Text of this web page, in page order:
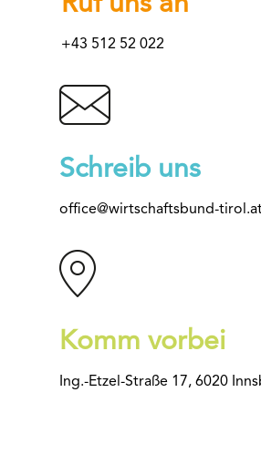
+43 512 52 022
Schreib uns
office@wirtschaftsbund-
Komm vorbei
Ing.-Etzel-Straße 17, 6020